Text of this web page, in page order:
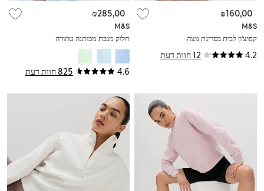
4.2 12 חוות דעת
M&S
קפוצ'ון לבית בסריגת נוצה
₪160,00
4.6 825 חוות דעת
M&S
חלוק מגבת מכותנה טהורה
₪285,00